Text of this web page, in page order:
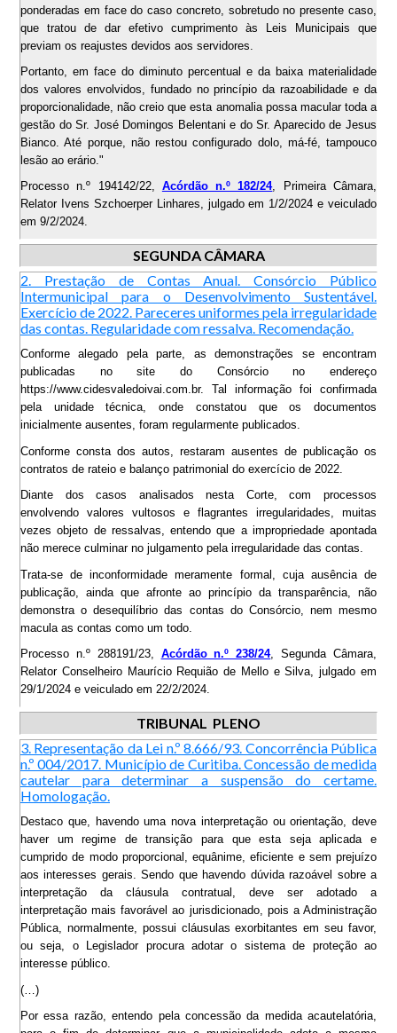
ponderadas em face do caso concreto, sobretudo no presente caso,
que tratou de dar efetivo cumprimento às Leis Municipais que
previam os reajustes devidos aos servidores.
Portanto, em face do diminuto percentual e da baixa materialidade
dos valores envolvidos, fundado no princípio da razoabilidade e da
proporcionalidade, não creio que esta anomalia possa macular toda a
gestão do Sr. José Domingos Belentani e do Sr. Aparecido de Jesus
Bianco. Até porque, não restou configurado dolo, má-fé, tampouco
lesão ao erário."
Processo n.º 194142/22, Acórdão n.º 182/24, Primeira Câmara,
Relator Ivens Szchoerper Linhares, julgado em 1/2/2024 e veiculado
em 9/2/2024.
SEGUNDA CÂMARA
2. Prestação de Contas Anual. Consórcio Público
Intermunicipal para o Desenvolvimento Sustentável.
Exercício de 2022. Pareceres uniformes pela irregularidade
das contas. Regularidade com ressalva. Recomendação.
Conforme alegado pela parte, as demonstrações se encontram
publicadas no site do Consórcio no endereço
https://www.cidesvaledoivai.com.br. Tal informação foi confirmada
pela unidade técnica, onde constatou que os documentos
inicialmente ausentes, foram regularmente publicados.
Conforme consta dos autos, restaram ausentes de publicação os
contratos de rateio e balanço patrimonial do exercício de 2022.
Diante dos casos analisados nesta Corte, com processos
envolvendo valores vultosos e flagrantes irregularidades, muitas
vezes objeto de ressalvas, entendo que a impropriedade apontada
não merece culminar no julgamento pela irregularidade das contas.
Trata-se de inconformidade meramente formal, cuja ausência de
publicação, ainda que afronte ao princípio da transparência, não
demonstra o desequilíbrio das contas do Consórcio, nem mesmo
macula as contas como um todo.
Processo n.º 288191/23, Acórdão n.º 238/24, Segunda Câmara,
Relator Conselheiro Maurício Requião de Mello e Silva, julgado em
29/1/2024 e veiculado em 22/2/2024.
TRIBUNAL PLENO
3. Representação da Lei n.º 8.666/93. Concorrência Pública
n.º 004/2017. Município de Curitiba. Concessão de medida
cautelar para determinar a suspensão do certame.
Homologação.
Destaco que, havendo uma nova interpretação ou orientação, deve
haver um regime de transição para que esta seja aplicada e
cumprido de modo proporcional, equânime, eficiente e sem prejuízo
aos interesses gerais. Sendo que havendo dúvida razoável sobre a
interpretação da cláusula contratual, deve ser adotado a
interpretação mais favorável ao jurisdicionado, pois a Administração
Pública, normalmente, possui cláusulas exorbitantes em seu favor,
ou seja, o Legislador procura adotar o sistema de proteção ao
interesse público.
(…)
Por essa razão, entendo pela concessão da medida acautelatória,